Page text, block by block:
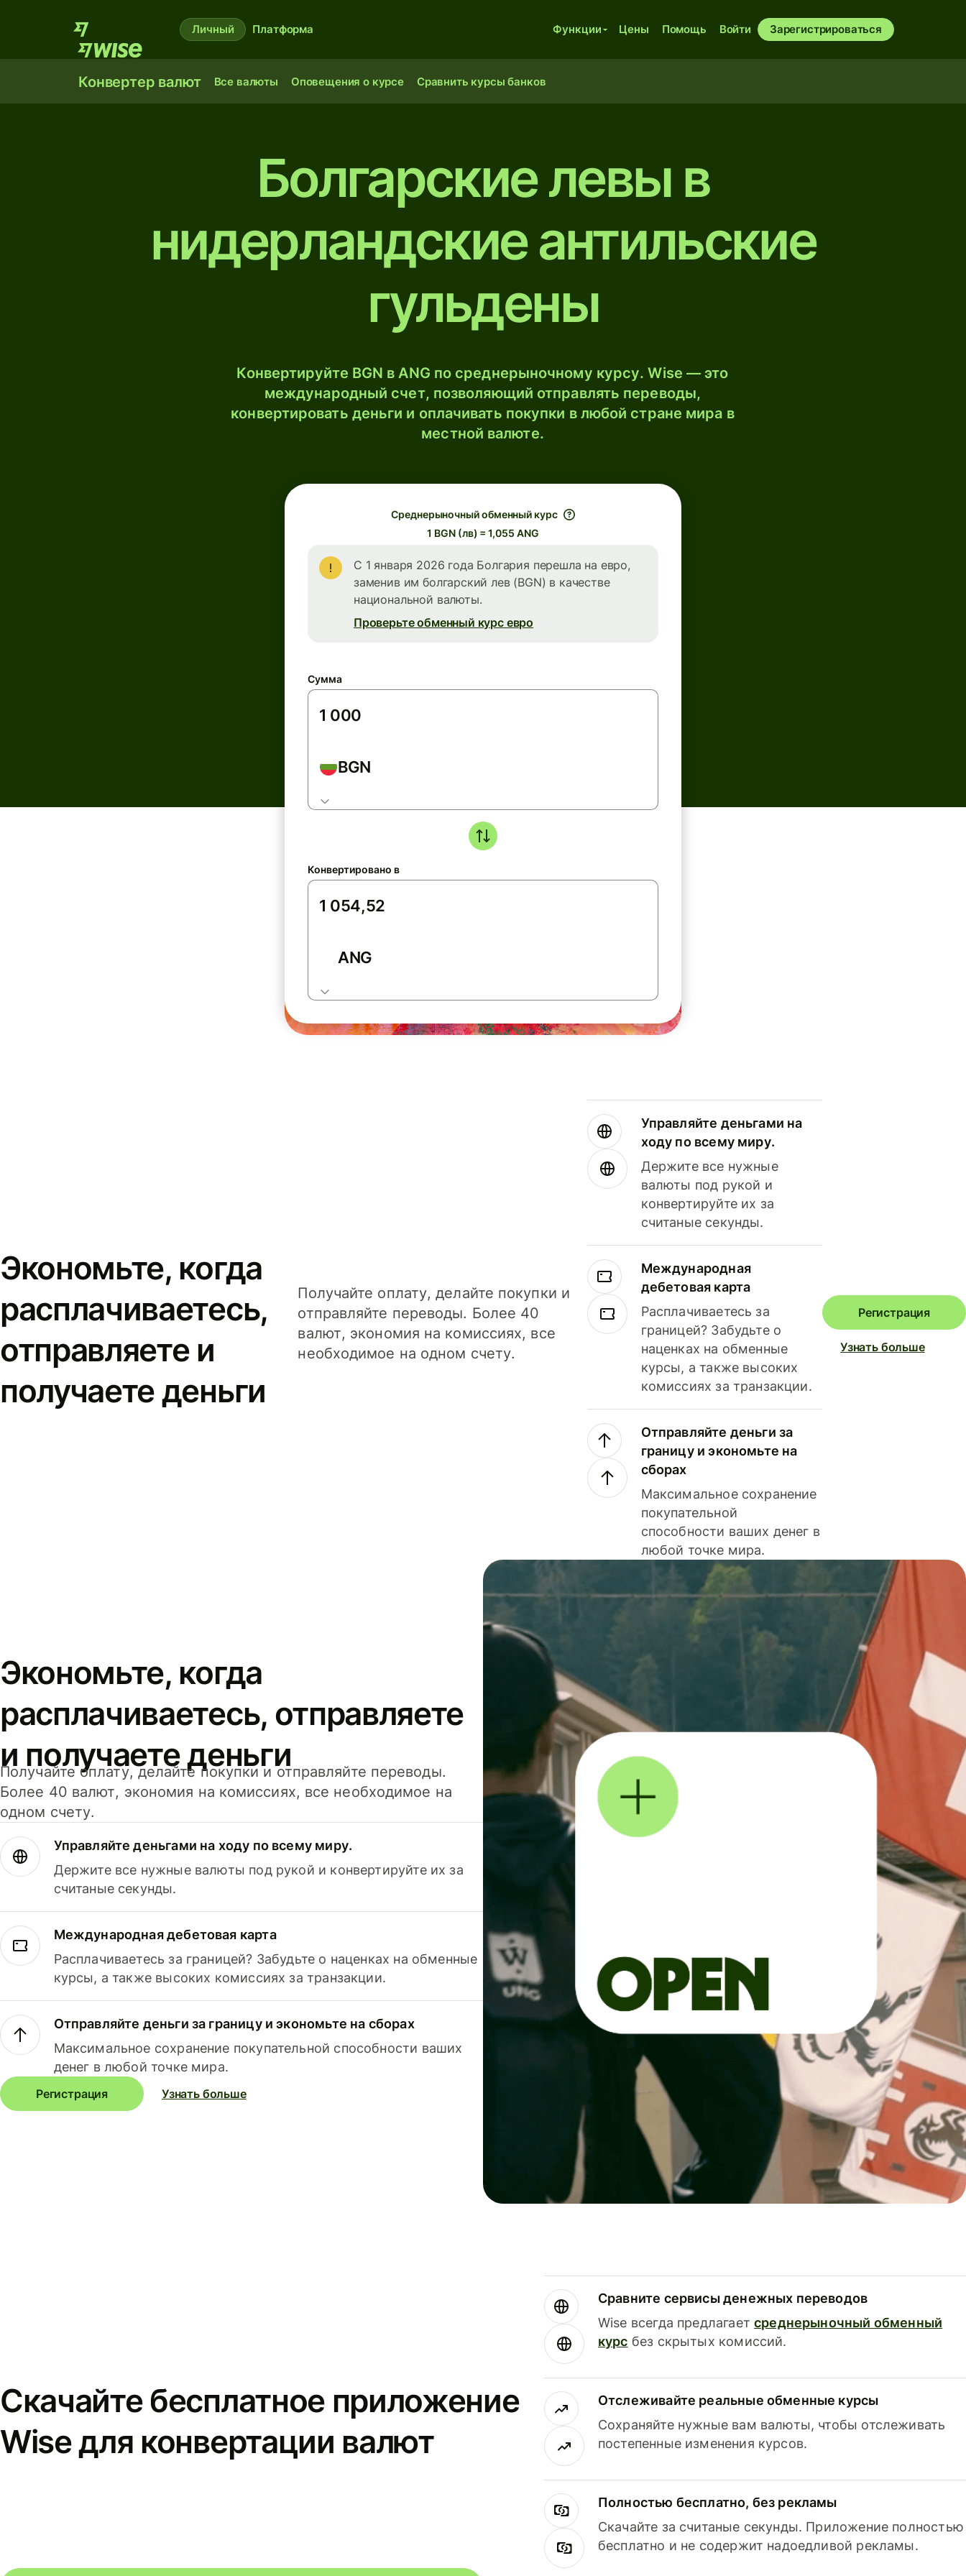
Личный Платформа Функции Цены Помощь Войти Зарегистрироваться
Конвертер валют Все валюты Оповещения о курсе Сравнить курсы банков
Болгарские левы в
нидерландские антильские
гульдены
Конвертируйте BGN в ANG по среднерыночному курсу. Wise — это
международный счет, позволяющий отправлять переводы,
конвертировать деньги и оплачивать покупки в любой стране мира в
местной валюте.
Среднерыночный обменный курс
1 BGN (лв) = 1,055 ANG
С 1 января 2026 года Болгария перешла на евро,
заменив им болгарский лев (BGN) в качестве
национальной валюты.
Проверьте обменный курс евро
Сумма
BGN
Конвертировано в
ANG
Экономьте, когда
расплачиваетесь,
отправляете и
получаете деньги
Получайте оплату, делайте покупки и
отправляйте переводы. Более 40
валют, экономия на комиссиях, все
необходимое на одном счету.
Управляйте деньгами на
ходу по всему миру.
Держите все нужные
валюты под рукой и
конвертируйте их за
считаные секунды.
Международная
дебетовая карта
Расплачиваетесь за
границей? Забудьте о
наценках на обменные
курсы, а также высоких
комиссиях за транзакции.
Отправляйте деньги за
границу и экономьте на
сборах
Максимальное сохранение
покупательной
способности ваших денег в
любой точке мира.
Регистрация
Узнать больше
Экономьте, когда
расплачиваетесь, отправляете
и получаете деньги
Получайте оплату, делайте покупки и отправляйте переводы.
Более 40 валют, экономия на комиссиях, все необходимое на
одном счету.
Управляйте деньгами на ходу по всему миру.
Держите все нужные валюты под рукой и конвертируйте их за
считаные секунды.
Международная дебетовая карта
Расплачиваетесь за границей? Забудьте о наценках на обменные
курсы, а также высоких комиссиях за транзакции.
Отправляйте деньги за границу и экономьте на сборах
Максимальное сохранение покупательной способности ваших
денег в любой точке мира.
Регистрация Узнать больше
Скачайте бесплатное приложение
Wise для конвертации валют
Сравните сервисы денежных переводов
Wise всегда предлагаетсреднерыночный обменный
курс без скрытых комиссий.
Отслеживайте реальные обменные курсы
Сохраняйте нужные вам валюты, чтобы отслеживать
постепенные изменения курсов.
Полностью бесплатно, без рекламы
Скачайте за считаные секунды. Приложение полностью
бесплатно и не содержит надоедливой рекламы.